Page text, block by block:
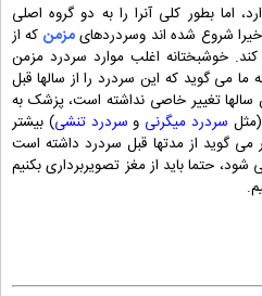
اما بطور کلی آنرا را به دو گروه اصلی
شروع شده اند وسردردهایمزمن که از
خوشبختانه اغلب موارد سردرد مزمن
می گوید که این سردرد را از سالها قبل
تغییر خاصی نداشته است، پزشک به
سردرد میگرنی و سردرد تنشی) بیشتر
می گوید از مدتها قبل سردرد داشته است
حتما باید از مغز تصویربرداری بکنیم